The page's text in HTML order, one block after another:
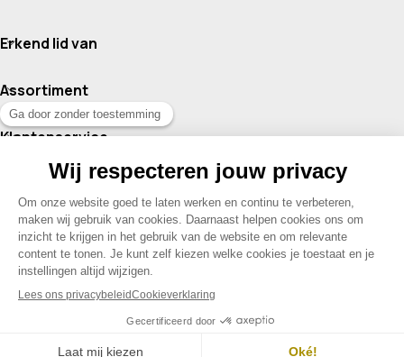
Erkend lid van
Assortiment
Klantenservice
Contact
© 2026 Drogisterij Het Geheim | Alle rechten voorbehouden |
Webdesign en hosting door Madoo|Sitemap